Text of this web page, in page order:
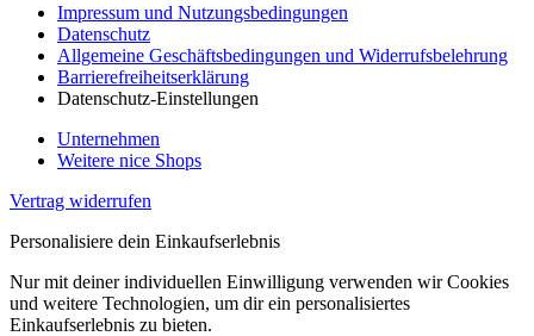
Impressum und Nutzungsbedingungen
Datenschutz
Allgemeine Geschäftsbedingungen und Widerrufsbelehrung
Barrierefreiheitserklärung
Datenschutz-Einstellungen
Unternehmen
Weitere nice Shops
Vertrag widerrufen
Personalisiere dein Einkaufserlebnis
Nur mit deiner individuellen Einwilligung verwenden wir Cookies
und weitere Technologien, um dir ein personalisiertes
Einkaufserlebnis zu bieten.